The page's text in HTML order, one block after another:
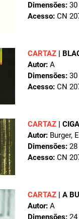
Dimensões:
Acesso: CN
CARTAZ
Autor: A
Dimensões:
Acesso: CN
CARTAZ
Autor: Burger,
Dimensões:
Acesso: CN
CARTAZ A
Autor: A
Dimensões: